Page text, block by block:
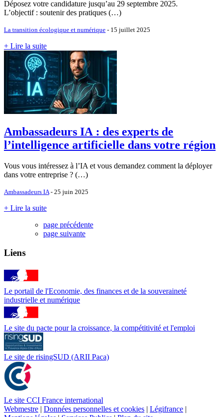
Déposez votre candidature jusqu’au 29 septembre 2025.
L’objectif : soutenir des pratiques (…)
La transition écologique et numérique - 15 juillet 2025
+ Lire la suite
Ambassadeurs IA : des experts de
l’intelligence artificielle dans votre région
Vous vous intéressez à l’IA et vous demandez comment la déployer
dans votre entreprise ? (…)
Ambassadeurs IA- 25 juin 2025
+ Lire la suite
page précédente
page suivante
Liens
Le portail de l'Economie, des finances et de la souveraineté
industrielle et numérique
Le site du pacte pour la croissance, la compétitivité et l'emploi
Le site de risingSUD (ARII Paca)
Le site CCI France international
Webmestre | Données personnelles et cookies | Légifrance |